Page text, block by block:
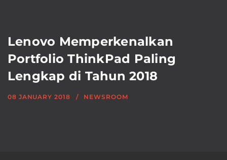
Lenovo Memperkenalkan
Portfolio ThinkPad Paling
Lengkap di Tahun 2018
08 JANUARY 2018 NEWSROOM